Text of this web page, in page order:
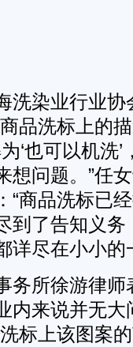
染业行业协
品洗标上的
‘也可以机洗
想问题。”任
“商品洗标已
到了告知义
详尽在小小的
所徐游律师
内来说并无
标上该图案